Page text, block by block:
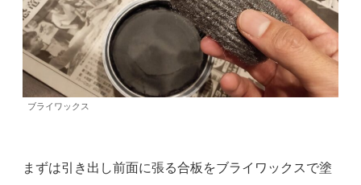
ブライワックス
まずは引き出し前面に張る合板をブライワックスで塗